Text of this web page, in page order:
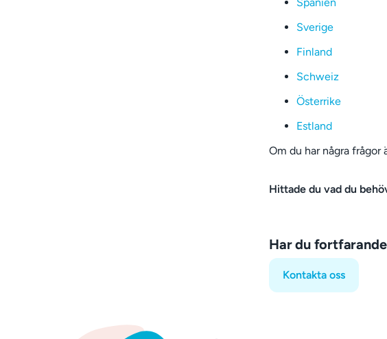
Sverige
Finland
Schweiz
Österrike
Estland
Om du har några frågor
Hittade du vad du
Har du
Kontakta oss